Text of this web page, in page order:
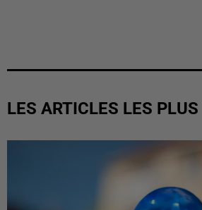
LES ARTICLES LES